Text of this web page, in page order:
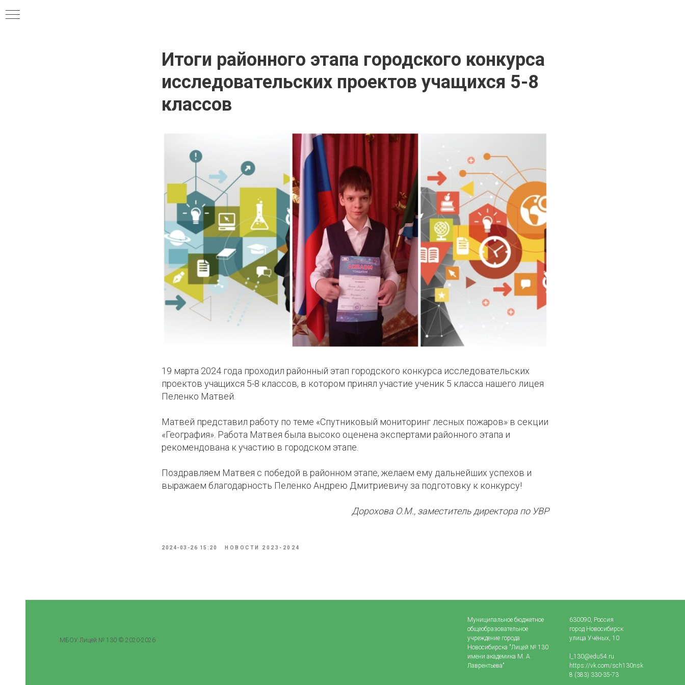
Итоги районного этапа городского конкурса
исследовательских проектов учащихся 5-8
классов
19 марта 2024 года проходил районный этап городского конкурса исследовательских
проектов учащихся 5-8 классов, в котором принял участие ученик 5 класса нашего лицея
Пеленко Матвей.
Матвей представил работу по теме «Спутниковый мониторинг лесных пожаров» в секции
«География». Работа Матвея была высоко оценена экспертами районного этапа и
рекомендована к участию в городском этапе.
Поздравляем Матвея с победой в районном этапе, желаем ему дальнейших успехов и
выражаем благодарность Пеленко Андрею Дмитриевичу за подготовку к конкурсу!
Дорохова О.М., заместитель директора по УВР
2024-03-26 15:20 НОВОСТИ 2023-2024
МБОУ Лицей № 130 © 2020-2026
Муниципальное бюджетное
общеобразовательное
учреждение города
Новосибирска "Лицей № 130
имени академика М. А.
Лаврентьева"
630090, Россия
город Новосибирск
улица Учёных, 10
l_130@edu54.ru
https://vk.com/sch130nsk
8 (383) 330-35-73